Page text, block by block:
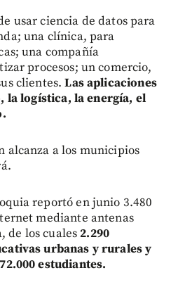
usar ciencia de datos para
una clínica, para
una compañía
procesos; un comercio,
clientes.Las aplicaciones
la logística, la energía, el
alcanza a los municipios
reportó en junio 3.480
mediante antenas
de los cuales2.290
urbanas y rurales y
estudiantes.